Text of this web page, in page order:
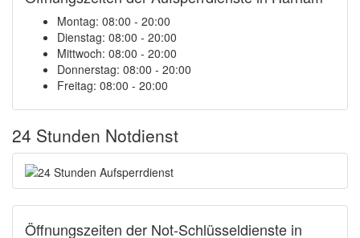
Montag: 08:00 - 20:00
Dienstag: 08:00 - 20:00
Mittwoch: 08:00 - 20:00
Donnerstag: 08:00 - 20:00
Freitag: 08:00 - 20:00
24 Stunden Notdienst
Öffnungszeiten der Not-Schlüsseldienste in